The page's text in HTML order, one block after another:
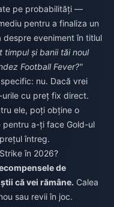
pe probabilități —
pentru a finaliza un
eveniment în titlul
timpul și banii tăi noul
Football Fever?"
nu. Dacă vrei
urile cu preț fix direct.
ele, poți obține o
pentru a-ți face Gold-ul
întreg.
în 2026?
de
că vei rămâne. Calea
sau revii în joc.